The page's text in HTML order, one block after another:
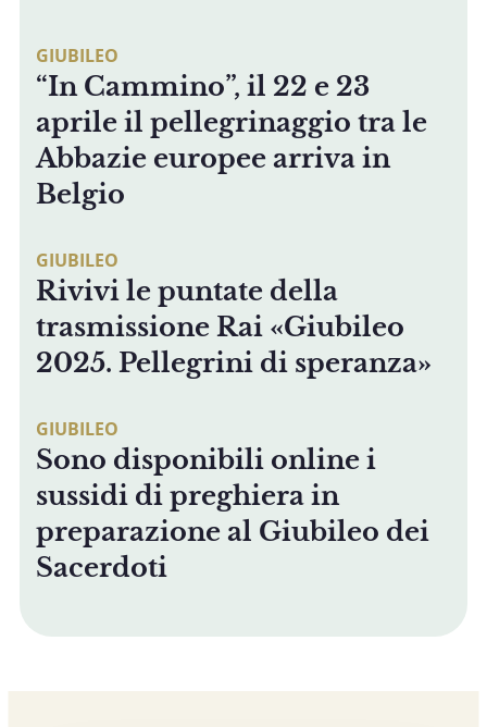
GIUBILEO
“In Cammino”, il 22 e 23
aprile il pellegrinaggio tra le
Abbazie europee arriva in
Belgio
GIUBILEO
Rivivi le puntate della
trasmissione Rai «Giubileo
2025. Pellegrini di speranza»
GIUBILEO
Sono disponibili online i
sussidi di preghiera in
preparazione al Giubileo dei
Sacerdoti